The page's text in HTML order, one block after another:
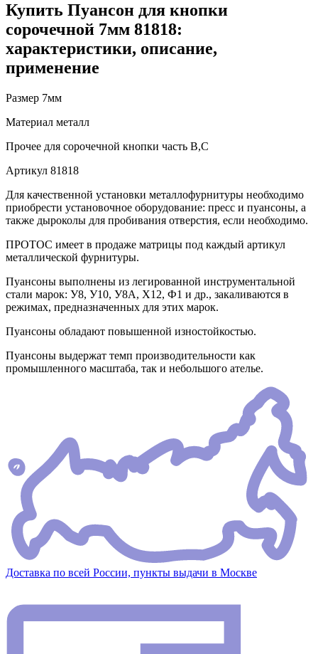
Купить Пуансон для кнопки
сорочечной 7мм 81818:
характеристики, описание,
применение
Размер 7мм
Материал металл
Прочее для сорочечной кнопки часть В,С
Артикул 81818
Для качественной установки металлофурнитуры необходимо
приобрести установочное оборудование: пресс и пуансоны, а
также дыроколы для пробивания отверстия, если необходимо.
ПРОТОС имеет в продаже матрицы под каждый артикул
металлической фурнитуры.
Пуансоны выполнены из легированной инструментальной
стали марок: У8, У10, У8А, Х12, Ф1 и др., закаливаются в
режимах, предназначенных для этих марок.
Пуансоны обладают повышенной изностойкостью.
Пуансоны выдержат темп производительности как
промышленного масштаба, так и небольшого ателье.
Доставка по всей России, пункты выдачи в Москве